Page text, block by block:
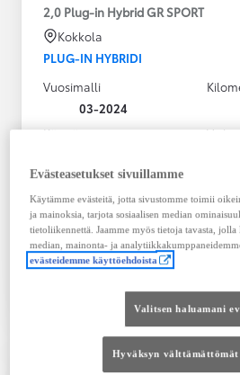
2,0 Plug-in Hybrid GR SPORT
Kokkola
PLUG-IN HYBRIDI
Vuosimalli
03-2024
Käyttövoima
Bensiini
Näytä lisää
36 900,00 €
Tutustu autoon
Vertaile
Evästeasetukset sivuillamme
Käytämme evästeitä, jotta sivustomme toimii
ja mainoksia, tarjota sosiaalisen median
tietoliikennettä. Jaamme myös tietoja tavasta, jolla
median, mainonta- ja
evästeidemme käyttöehdoista
Valitsen haluamani
Hyväksyn välttämättömät